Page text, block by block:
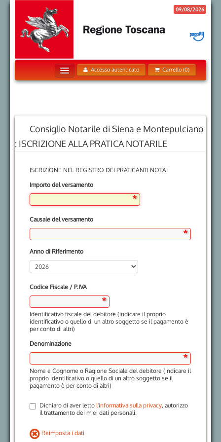
09/08/2026
Accesso autenticato Carrello (0)
Home
Informativa sui Cookie
Trattamento dati personali
Contatti
Consiglio Notarile di Siena e Montepulciano
: ISCRIZIONE ALLA PRATICA NOTARILE
ISCRIZIONE NEL REGISTRO DEI PRATICANTI NOTAI
Importo del versamento
Causale del versamento
Anno di Riferimento
Codice Fiscale / P.IVA
Identificativo fiscale del debitore (indicare il proprio
identificativo o quello di un altro soggetto se il pagamento è
per conto di altri)
Denominazione
Nome e Cognome o Ragione Sociale del debitore (indicare il
proprio identificativo o quello di un altro soggetto se il
pagamento è per conto di altri)
Dichiaro di aver letto l'informativa sulla privacy, autorizzo
il trattamento dei miei dati personali.
Reimposta i dati